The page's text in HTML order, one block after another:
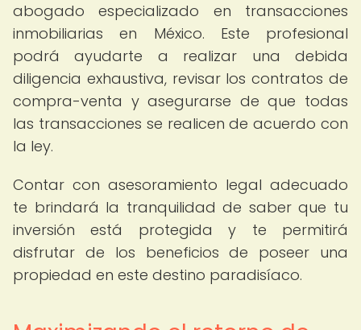
abogado especializado en transacciones
inmobiliarias en México. Este profesional
podrá ayudarte a realizar una debida
diligencia exhaustiva, revisar los contratos de
compra-venta y asegurarse de que todas
las transacciones se realicen de acuerdo con
la ley.
Contar con asesoramiento legal adecuado
te brindará la tranquilidad de saber que tu
inversión está protegida y te permitirá
disfrutar de los beneficios de poseer una
propiedad en este destino paradisíaco.